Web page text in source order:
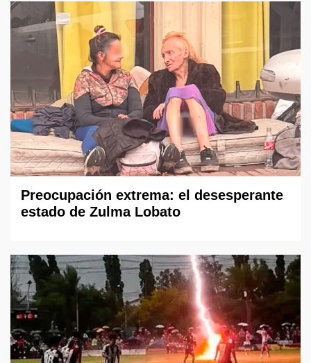
Preocupación extrema: el desesperante
estado de Zulma Lobato